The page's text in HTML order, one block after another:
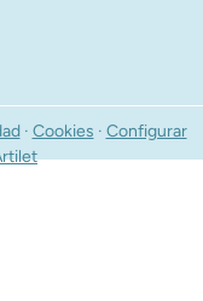
· Cookies · Configurar